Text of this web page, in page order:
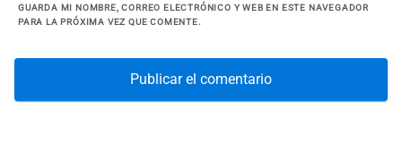
GUARDA MI NOMBRE, CORREO ELECTRÓNICO Y WEB EN ESTE NAVEGADOR
PARA LA PRÓXIMA VEZ QUE COMENTE.